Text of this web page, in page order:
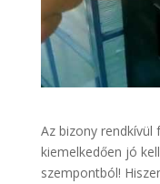
Az bizony
kiemelkedően jó
szempontból!